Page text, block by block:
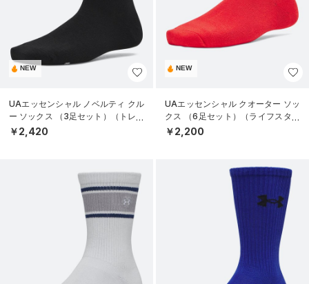
NEW
UAエッセンシャル ノベルティ クル
ー ソックス （3足セット）（トレー
ニング/WOMEN）
￥2,420
NEW
UAエッセンシャル クオーター ソッ
クス （6足セット）（ライフスタイ
ル/KIDS）
￥2,200